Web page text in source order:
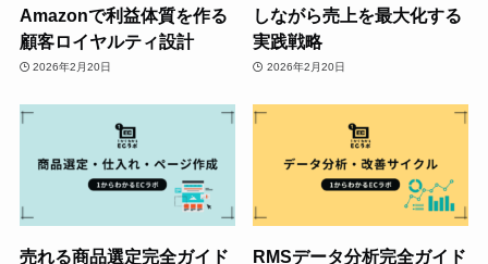
Amazonで利益体質を作る
顧客ロイヤルティ設計
2026年2月20日
しながら売上を最大化する
実践戦略
2026年2月20日
売れる商品選定完全ガイド
RMSデータ分析完全ガイド